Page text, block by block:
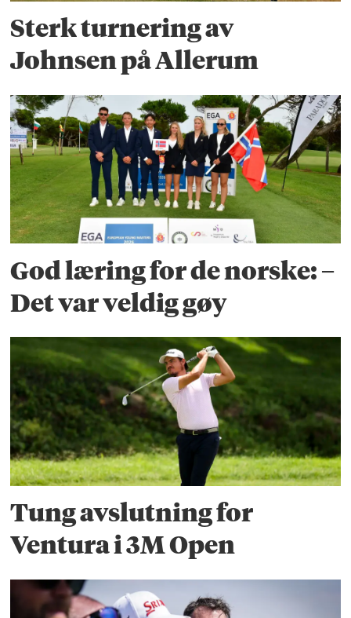
Sterk turnering av
Johnsen på Allerum
God læring for de norske: –
Det var veldig gøy
Tung avslutning for
Ventura i 3M Open